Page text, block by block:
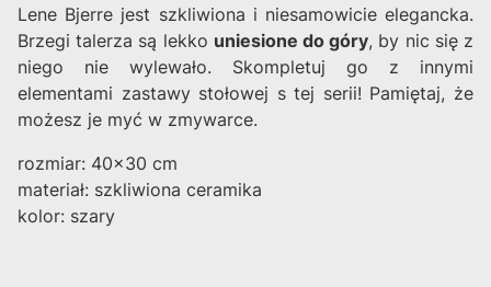
Lene Bjerre jest szkliwiona i niesamowicie elegancka.
Brzegi talerza są lekko uniesione do góry, by nic się z
niego nie wylewało. Skompletuj go z innymi
elementami zastawy stołowej s tej serii! Pamiętaj, że
możesz je myć w zmywarce.
rozmiar: 40x30 cm
materiał: szkliwiona ceramika
kolor: szary